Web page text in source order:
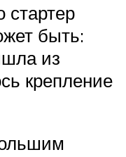
стартер
быть:
из
крепление